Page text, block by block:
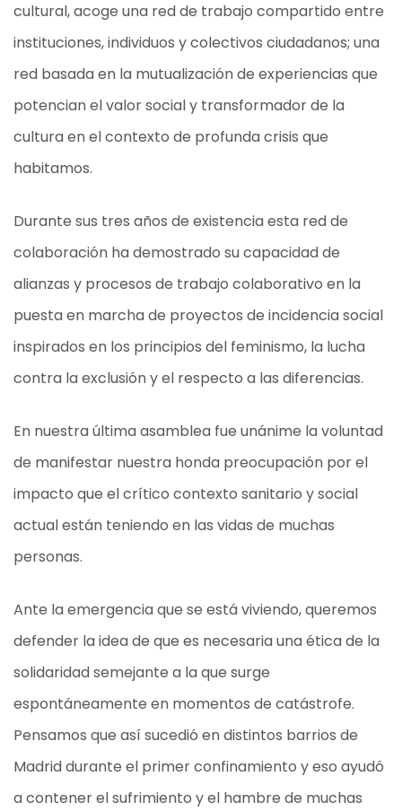
cultural, acoge una red de trabajo compartido entre
instituciones, individuos y colectivos ciudadanos; una
red basada en la mutualización de experiencias que
potencian el valor social y transformador de la
cultura en el contexto de profunda crisis que
habitamos.
Durante sus tres años de existencia esta red de
colaboración ha demostrado su capacidad de
alianzas y procesos de trabajo colaborativo en la
puesta en marcha de proyectos de incidencia social
inspirados en los principios del feminismo, la lucha
contra la exclusión y el respecto a las diferencias.
En nuestra última asamblea fue unánime la voluntad
de manifestar nuestra honda preocupación por el
impacto que el crítico contexto sanitario y social
actual están teniendo en las vidas de muchas
personas.
Ante la emergencia que se está viviendo, queremos
defender la idea de que es necesaria una ética de la
solidaridad semejante a la que surge
espontáneamente en momentos de catástrofe.
Pensamos que así sucedió en distintos barrios de
Madrid durante el primer confinamiento y eso ayudó
a contener el sufrimiento y el hambre de muchas